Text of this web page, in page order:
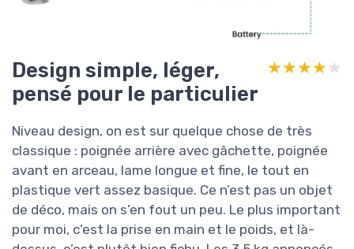
Design simple, léger,
pensé pour le particulier
★★★★★
★★★★★
Niveau design, on est sur quelque chose de très
classique : poignée arrière avec gâchette, poignée
avant en arceau, lame longue et fine, le tout en
plastique vert assez basique. Ce n’est pas un objet
de déco, mais on s’en fout un peu. Le plus important
pour moi, c’est la prise en main et le poids, et là-